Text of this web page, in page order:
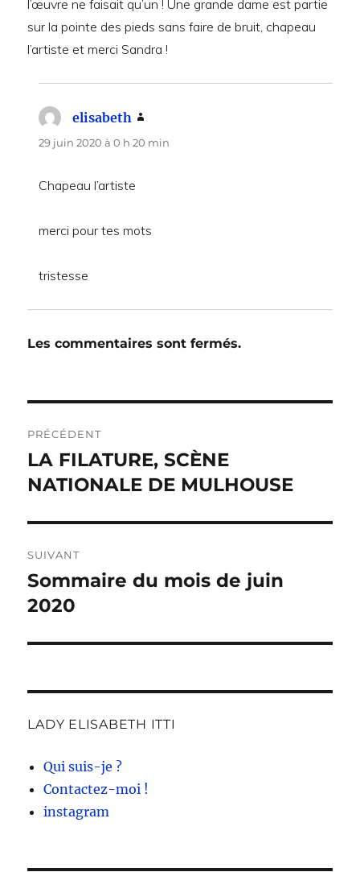
l’œuvre ne faisait qu’un ! Une grande dame est partie
sur la pointe des pieds sans faire de bruit, chapeau
l’artiste et merci Sandra !
elisabeth
29 juin 2020 à 0 h 20 min
Chapeau l’artiste
merci pour tes mots
tristesse
Les commentaires sont fermés.
de
l’article
PRÉCÉDENT
Publication
précédente :
LA FILATURE, SCÈNE
NATIONALE DE MULHOUSE
SUIVANT
Publication
suivante :
Sommaire du mois de juin
2020
LADY ELISABETH ITTI
Qui suis-je ?
Contactez-moi !
instagram